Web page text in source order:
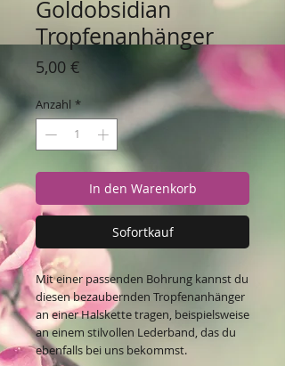
Goldobsidian
Tropfenanhänger
5,00 €
Anzahl *
In den Warenkorb
Sofortkauf
Mit einer passenden Bohrung kannst du
diesen bezaubernden Tropfenanhänger
an einer Halskette tragen, beispielsweise
an einem stilvollen Lederband, das du
ebenfalls bei uns bekommst.